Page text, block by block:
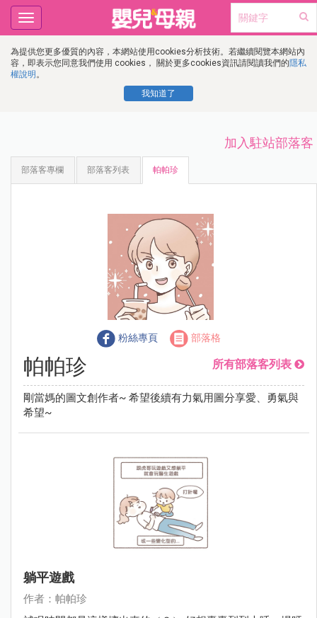
為提供您更多優質的內容，本網站使用cookies分析技術。若繼續閱覽本網站內
容，即表示您同意我們使用 cookies， 關於更多cookies資訊請閱讀我們的隱私
權說明 。
我知道了
Toggle
navigation
加入駐站部落客
部落客專欄 部落客列表 帕帕珍
粉絲專頁 部落格
帕帕珍 所有部落客列表
剛當媽的圖文創作者~ 希望後續有力氣用圖分享愛、勇氣與
希望~
躺平遊戲
作者：帕帕珍